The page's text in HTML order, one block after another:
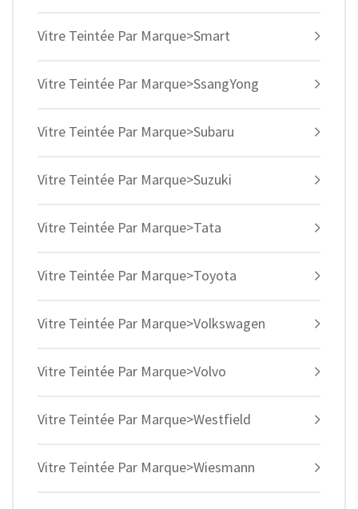
Vitre Teintée Par Marque>Smart
Vitre Teintée Par Marque>SsangYong
Vitre Teintée Par Marque>Subaru
Vitre Teintée Par Marque>Suzuki
Vitre Teintée Par Marque>Tata
Vitre Teintée Par Marque>Toyota
Vitre Teintée Par Marque>Volkswagen
Vitre Teintée Par Marque>Volvo
Vitre Teintée Par Marque>Westfield
Vitre Teintée Par Marque>Wiesmann